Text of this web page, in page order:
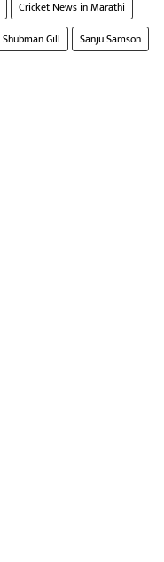
Cricket News in Marathi
Shubman Gill
Sanju Samson